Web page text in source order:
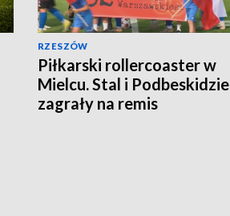
RZESZÓW
Piłkarski rollercoaster w
Mielcu. Stal i Podbeskidzie
zagrały na remis